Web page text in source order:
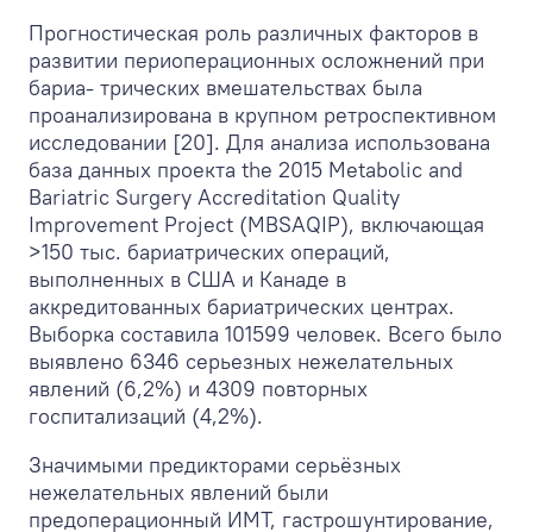
Прогностическая роль различных факторов в
развитии периоперационных осложнений при
бариа- трических вмешательствах была
проанализирована в крупном ретроспективном
исследовании [20]. Для анализа использована
база данных проекта the 2015 Metabolic and
Bariatric Surgery Accreditation Quality
Improvement Project (MBSAQIP), включающая
>150 тыс. бариатрических операций,
выполненных в США и Канаде в
аккредитованных бариатрических центрах.
Выборка составила 101599 человек. Всего было
выявлено 6346 серьезных нежелательных
явлений (6,2%) и 4309 повторных
госпитализаций (4,2%).
Значимыми предикторами серьёзных
нежелательных явлений были
предоперационный ИМТ, гастрошунтирование,